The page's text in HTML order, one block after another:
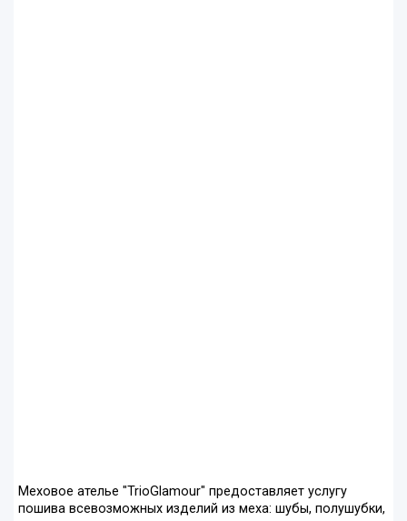
Меховое ателье "TrioGlamour" предоставляет услугу
пошива всевозможных изделий из меха: шубы, полушубки,